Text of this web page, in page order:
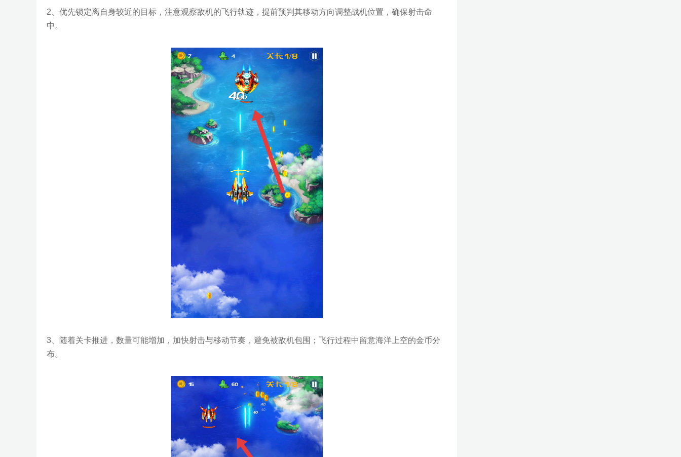
2、优先锁定离自身较近的目标，注意观察敌机的飞行轨迹，提前预判其移动方向调整战机位置，确保射击命
中。
3、随着关卡推进，数量可能增加，加快射击与移动节奏，避免被敌机包围；飞行过程中留意海洋上空的金币分
布。